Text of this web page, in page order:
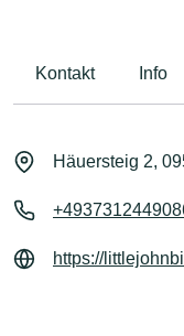
Kontakt Info
Häuersteig 2,
https://